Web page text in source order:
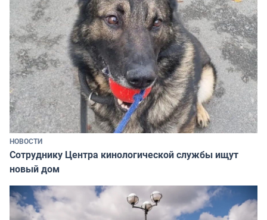
НОВОСТИ
Сотруднику Центра кинологической службы ищут
новый дом